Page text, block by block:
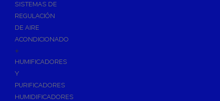
Bombas Circuladoras / Grupos de Bombeo
Bombas de Calefacción
Bombas Simples para ACS
Calderas
Grupos Térmicos de Gasóleo
SISTEMAS DE
REGULACIÓN
DE AIRE
ACONDICIONADO
+
HUMIFICADORES
Y
PURIFICADORES
HUMIDIFICADORES